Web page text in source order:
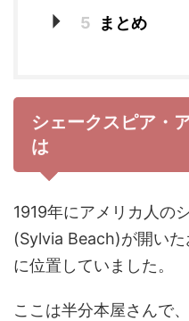
5 まとめ
シェークスピア・
は
1919年にアメリカ人の
(Sylvia Beach)が開いた
に位置していました。
ここは半分本屋さんで